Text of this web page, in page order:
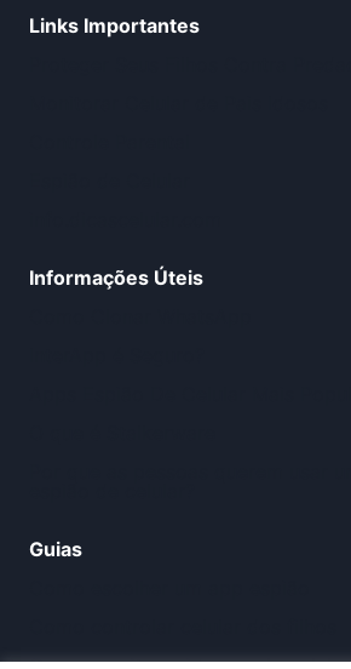
Links Importantes
Informações Úteis
Guias